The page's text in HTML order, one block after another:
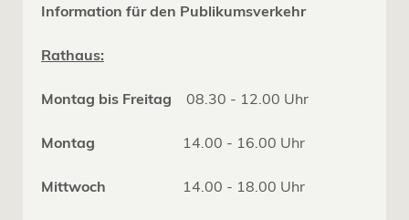
Information für den Publikumsverkehr
Rathaus:
Montag bis Freitag 08.30 - 12.00 Uhr
Montag 14.00 - 16.00 Uhr
Mittwoch 14.00 - 18.00 Uhr